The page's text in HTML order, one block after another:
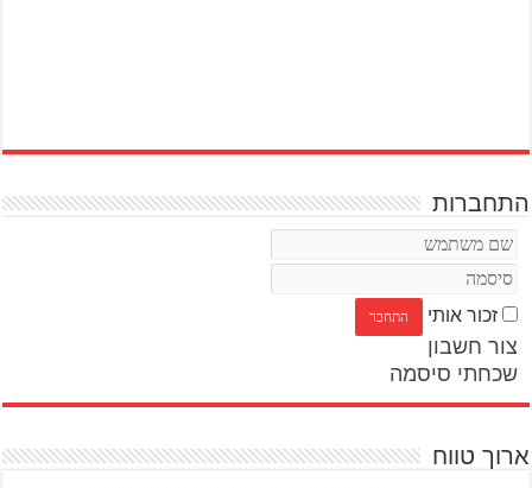
התחברות
זכור אותי
צור חשבון
שכחתי סיסמה
ארוך טווח